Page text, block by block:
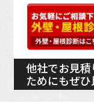
他社でお見
ためにもぜひ